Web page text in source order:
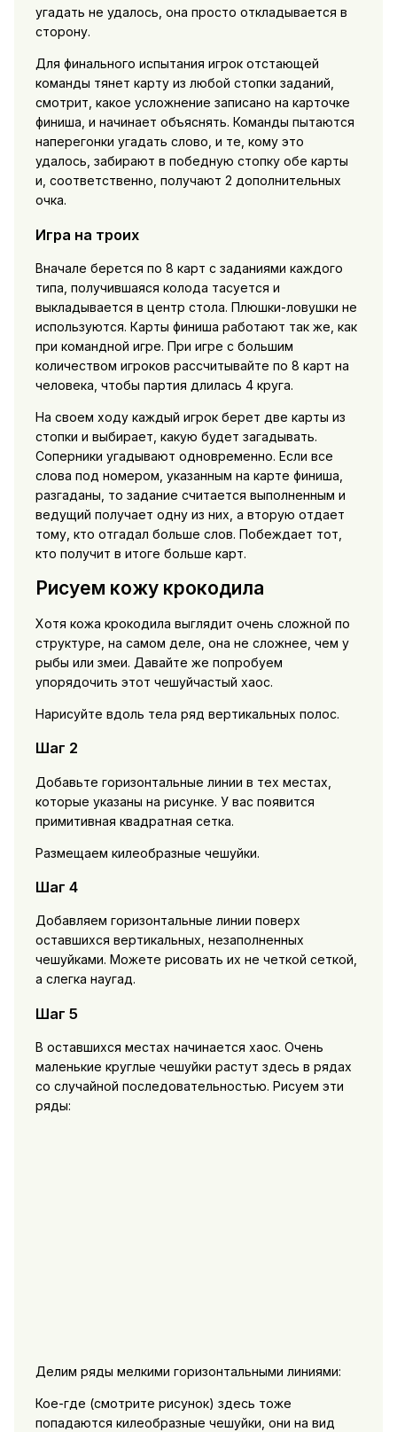
угадать не удалось, она просто откладывается в
сторону.
Для финального испытания игрок отстающей
команды тянет карту из любой стопки заданий,
смотрит, какое усложнение записано на карточке
финиша, и начинает объяснять. Команды пытаются
наперегонки угадать слово, и те, кому это
удалось, забирают в победную стопку обе карты
и, соответственно, получают 2 дополнительных
очка.
Игра на троих
Вначале берется по 8 карт с заданиями каждого
типа, получившаяся колода тасуется и
выкладывается в центр стола. Плюшки-ловушки не
используются. Карты финиша работают так же, как
при командной игре. При игре с большим
количеством игроков рассчитывайте по 8 карт на
человека, чтобы партия длилась 4 круга.
На своем ходу каждый игрок берет две карты из
стопки и выбирает, какую будет загадывать.
Соперники угадывают одновременно. Если все
слова под номером, указанным на карте финиша,
разгаданы, то задание считается выполненным и
ведущий получает одну из них, а вторую отдает
тому, кто отгадал больше слов. Побеждает тот,
кто получит в итоге больше карт.
Рисуем кожу крокодила
Хотя кожа крокодила выглядит очень сложной по
структуре, на самом деле, она не сложнее, чем у
рыбы или змеи. Давайте же попробуем
упорядочить этот чешуйчастый хаос.
Нарисуйте вдоль тела ряд вертикальных полос.
Шаг 2
Добавьте горизонтальные линии в тех местах,
которые указаны на рисунке. У вас появится
примитивная квадратная сетка.
Размещаем килеобразные чешуйки.
Шаг 4
Добавляем горизонтальные линии поверх
оставшихся вертикальных, незаполненных
чешуйками. Можете рисовать их не четкой сеткой,
а слегка наугад.
Шаг 5
В оставшихся местах начинается хаос. Очень
маленькие круглые чешуйки растут здесь в рядах
со случайной последовательностью. Рисуем эти
ряды:
Делим ряды мелкими горизонтальными линиями:
Кое-где (смотрите рисунок) здесь тоже
попадаются килеобразные чешуйки, они на вид